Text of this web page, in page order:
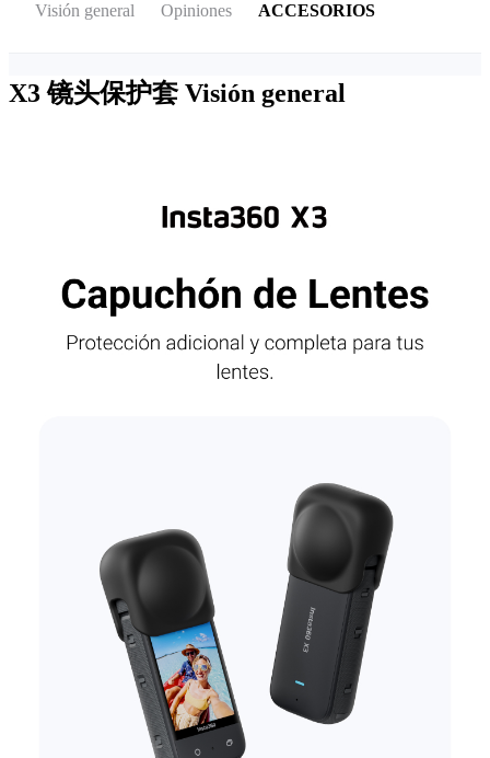
Visión general Opiniones ACCESORIOS
X3 镜头保护套Visión general